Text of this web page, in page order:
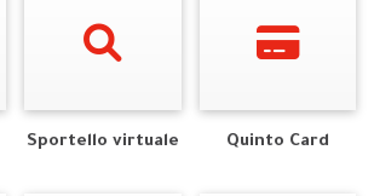
Sportello virtuale Quinto Card